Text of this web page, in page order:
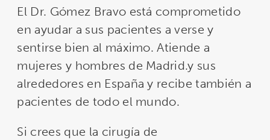
El Dr. Gómez Bravo está comprometido
en ayudar a sus pacientes a verse y
sentirse bien al máximo. Atiende a
mujeres y hombres de Madrid.y sus
alrededores en España y recibe también a
pacientes de todo el mundo.
Si crees que la cirugía de